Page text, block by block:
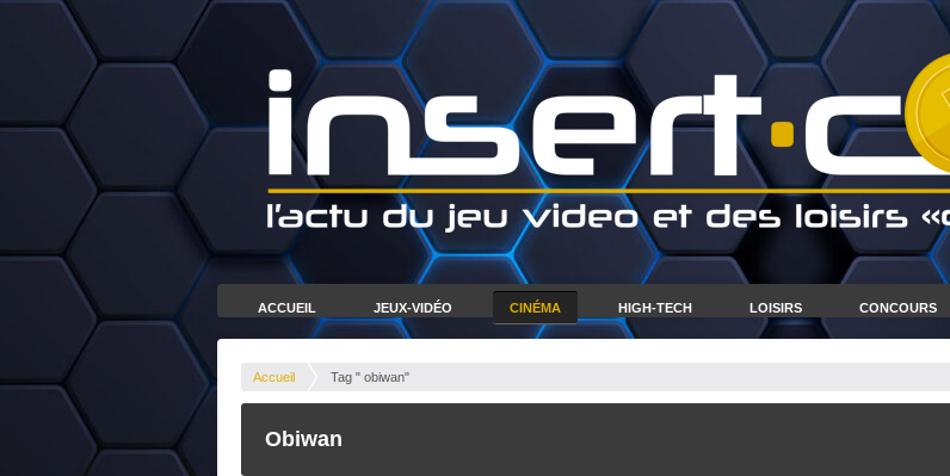
ACCUEIL JEUX-VIDÉO CINÉMA HIGH-TECH LOISIRS CONCOURS
Accueil Tag " obiwan"
Obiwan